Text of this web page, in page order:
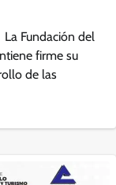
Fundación del
firme su
de las